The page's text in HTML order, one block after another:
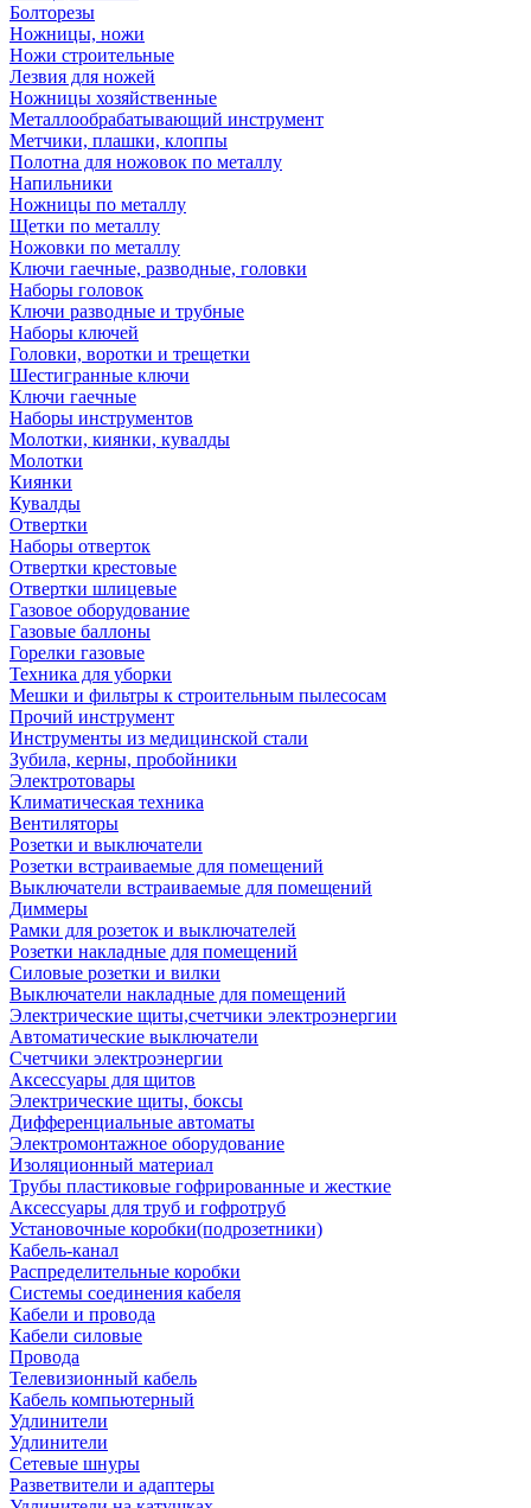
Болторезы
Ножницы, ножи
Ножи строительные
Лезвия для ножей
Ножницы хозяйственные
Металлообрабатывающий инструмент
Метчики, плашки, клоппы
Полотна для ножовок по металлу
Напильники
Ножницы по металлу
Щетки по металлу
Ножовки по металлу
Ключи гаечные, разводные, головки
Наборы головок
Ключи разводные и трубные
Наборы ключей
Головки, воротки и трещетки
Шестигранные ключи
Ключи гаечные
Наборы инструментов
Молотки, киянки, кувалды
Молотки
Киянки
Кувалды
Отвертки
Наборы отверток
Отвертки крестовые
Отвертки шлицевые
Газовое оборудование
Газовые баллоны
Горелки газовые
Техника для уборки
Мешки и фильтры к строительным пылесосам
Прочий инструмент
Инструменты из медицинской стали
Зубила, керны, пробойники
Электротовары
Климатическая техника
Вентиляторы
Розетки и выключатели
Розетки встраиваемые для помещений
Выключатели встраиваемые для помещений
Диммеры
Рамки для розеток и выключателей
Розетки накладные для помещений
Силовые розетки и вилки
Выключатели накладные для помещений
Электрические щиты,счетчики электроэнергии
Автоматические выключатели
Счетчики электроэнергии
Аксессуары для щитов
Электрические щиты, боксы
Дифференциальные автоматы
Электромонтажное оборудование
Изоляционный материал
Трубы пластиковые гофрированные и жесткие
Аксессуары для труб и гофротруб
Установочные коробки(подрозетники)
Кабель-канал
Распределительные коробки
Системы соединения кабеля
Кабели и провода
Кабели силовые
Провода
Телевизионный кабель
Кабель компьютерный
Удлинители
Удлинители
Сетевые шнуры
Разветвители и адаптеры